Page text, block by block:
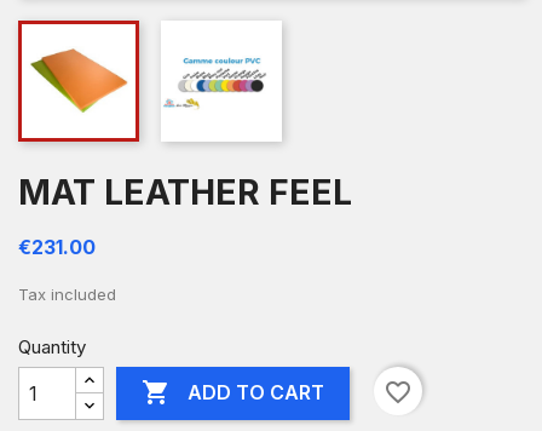
MAT LEATHER FEEL
€231.00
Tax included
Quantity
 ADD TO CART favorite_border